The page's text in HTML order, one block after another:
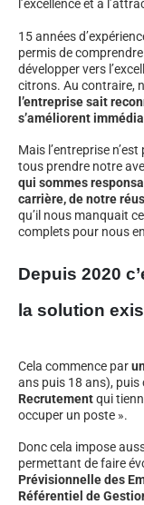
l’excellence et à
15 années
permis de
développer vers
citrons. Au contraire,
l’entreprise sait
s’améliorent
Mais l’entreprise
tous prendre notre
qui sommes
carrière, de notre
qu’il nous manquait
complets pour nous
Depuis 2020
la solution
Cela commence par
ans puis 18 ans), puis
Recrutementqui
occuper un poste ».
Donc cela impose
permettant de faire
Prévisionnelle des
Référentiel de